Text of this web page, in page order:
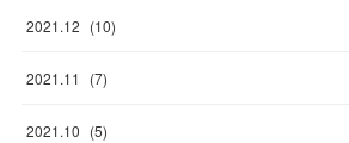
2021.12 (10)
2021.11 (7)
2021.10 (5)